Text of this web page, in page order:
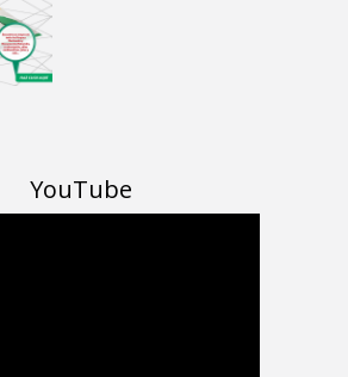
YouTube